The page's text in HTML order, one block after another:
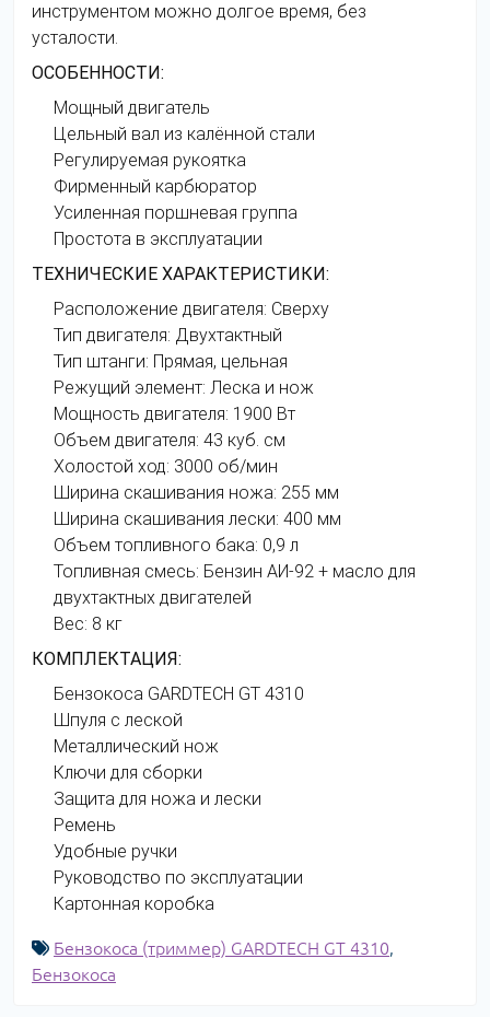
инструментом можно долгое время, без
усталости.
ОСОБЕННОСТИ:
Мощный двигатель
Цельный вал из калённой стали
Регулируемая рукоятка
Фирменный карбюратор
Усиленная поршневая группа
Простота в эксплуатации
ТЕХНИЧЕСКИЕ ХАРАКТЕРИСТИКИ:
Расположение двигателя: Сверху
Тип двигателя: Двухтактный
Тип штанги: Прямая, цельная
Режущий элемент: Леска и нож
Мощность двигателя: 1900 Вт
Объем двигателя: 43 куб. см
Холостой ход: 3000 об/мин
Ширина скашивания ножа: 255 мм
Ширина скашивания лески: 400 мм
Объем топливного бака: 0,9 л
Топливная смесь: Бензин АИ-92 + масло для
двухтактных двигателей
Вес: 8 кг
КОМПЛЕКТАЦИЯ:
Бензокоса GARDTECH GT 4310
Шпуля с леской
Металлический нож
Ключи для сборки
Защита для ножа и лески
Ремень
Удобные ручки
Руководство по эксплуатации
Картонная коробка
Бензокоса (триммер) GARDTECH GT 4310,
Бензокоса